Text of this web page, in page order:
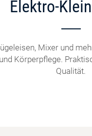
Elektro-
Mixer und
Körperpflege.
Qualität.